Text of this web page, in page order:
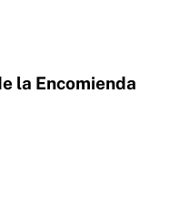
la Encomienda